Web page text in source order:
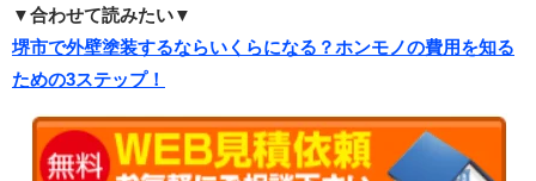
▼合わせて読みたい▼
堺市で外壁塗装するならいくらになる？ホンモノの費用を知る
ための3ステップ！